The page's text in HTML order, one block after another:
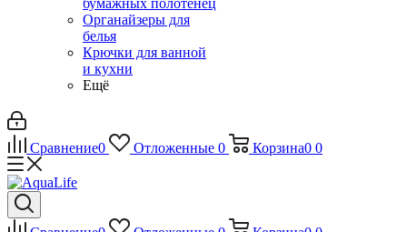
бумажных полотенец
Органайзеры для
белья
Крючки для ванной
и кухни
Ещё
Сравнение0 Отложенные 0 Корзина0 0